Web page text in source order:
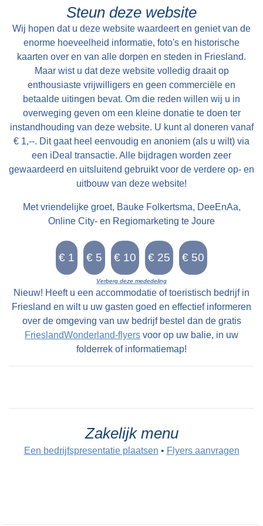
en kan alsdan vry van Huuringe door den Koper
worden aangevaard.
Steun deze website
Wij hopen dat u deze website waardeert en geniet van de
enorme hoeveelheid informatie, foto's en historische
kaarten over en van alle dorpen en steden in Friesland.
Maar wist u dat deze website volledig draait op
enthousiaste vrijwilligers en geen commerciële en
betaalde uitingen bevat. Om die reden willen wij u in
overweging geven om een kleine donatie te doen ter
instandhouding van deze website. U kunt al doneren vanaf
€ 1,--. Dit gaat heel eenvoudig en anoniem (als u wilt) via
een iDeal transactie. Alle bijdragen worden zeer
gewaardeerd en uitsluitend gebruikt voor de verdere op- en
uitbouw van deze website!
Met vriendelijke groet, Bauke Folkertsma, DeeEnAa,
Online City- en Regiomarketing te Joure
Verberg deze mededeling
Nieuw! Heeft u een accommodatie of toeristisch bedrijf in
Friesland en wilt u uw gasten goed en effectief informeren
over de omgeving van uw bedrijf bestel dan de gratis
FrieslandWonderland-flyers voor op uw balie, in uw
folderrek of informatiemap!
Zakelijk menu
Een bedrijfspresentatie plaatsen • Flyers aanvragen